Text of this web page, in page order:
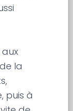
la
puis à